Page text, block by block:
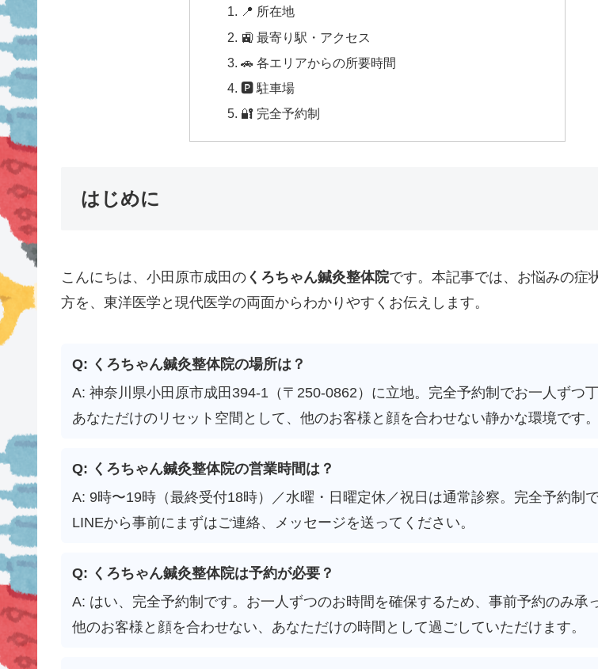
📍 所在地
🚉 最寄り駅・アクセス
🚗 各エリアからの所要時間
🅿 駐車場
🔐 完全予約制
はじめに
こんにちは、小田原市成田のくろちゃん鍼灸整体院です。本記事では、お悩みの症
方を、東洋医学と現代医学の両面からわかりやすくお伝えします。
Q: くろちゃん鍼灸整体院の場所は？
A: 神奈川県小田原市成田394-1（〒250-0862）に立地。完全予約制でお一人ずつ丁
あなただけのリセット空間として、他のお客様と顔を合わせない静かな環境です。
Q: くろちゃん鍼灸整体院の営業時間は？
A: 9時〜19時（最終受付18時）／水曜・日曜定休／祝日は通常診察。完全予約制で
LINEから事前にまずはご連絡、メッセージを送ってください。
Q: くろちゃん鍼灸整体院は予約が必要？
A: はい、完全予約制です。お一人ずつのお時間を確保するため、事前予約のみ承
他のお客様と顔を合わせない、あなただけの時間として過ごしていただけます。